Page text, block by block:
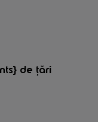
de țări